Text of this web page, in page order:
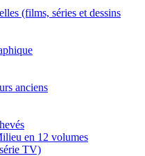
(films, séries et dessins
anciens
en 12 volumes
TV)